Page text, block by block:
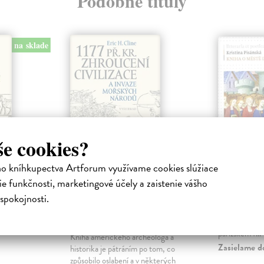
cookies?
kníhkupectva Artforum využívame cookies slúžiace
funkčnosti, marketingové účely a zaistenie vášho
na sklade
Kr.
knihy
Cline
1177 př. Kr.
Zhroucení civilizace
Kniha amerického archeologa a
historika je pátráním po tom, co
způsobilo oslabení a v některých
Kniha
Kristina
která se
pařížském f...
Zasielame